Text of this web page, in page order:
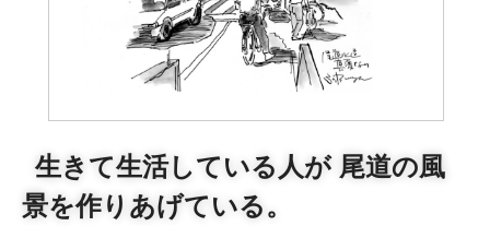
生きて生活している人が 尾道の風
景を作りあげている。